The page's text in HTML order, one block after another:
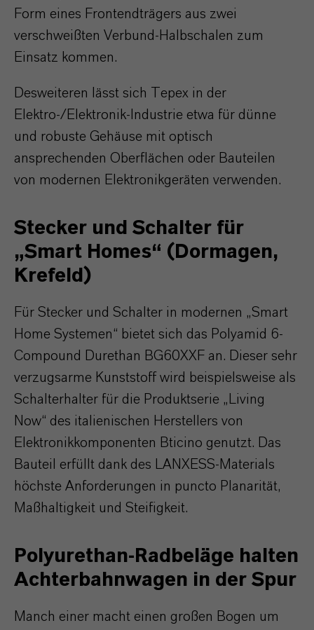
Form eines Frontendträgers aus zwei
verschweißten Verbund-Halbschalen zum
Einsatz kommen.
Desweiteren lässt sich Tepex in der
Elektro-/Elektronik-Industrie etwa für dünne
und robuste Gehäuse mit optisch
ansprechenden Oberflächen oder Bauteilen
von modernen Elektronikgeräten verwenden.
Stecker und Schalter für
„Smart Homes“ (Dormagen,
Krefeld)
Für Stecker und Schalter in modernen „Smart
Home Systemen“ bietet sich das Polyamid 6-
Compound Durethan BG60XXF an. Dieser sehr
verzugsarme Kunststoff wird beispielsweise als
Schalterhalter für die Produktserie „Living
Now“ des italienischen Herstellers von
Elektronikkomponenten Bticino genutzt. Das
Bauteil erfüllt dank des LANXESS-Materials
höchste Anforderungen in puncto Planarität,
Maßhaltigkeit und Steifigkeit.
Polyurethan-Radbeläge halten
Achterbahnwagen in der Spur
Manch einer macht einen großen Bogen um